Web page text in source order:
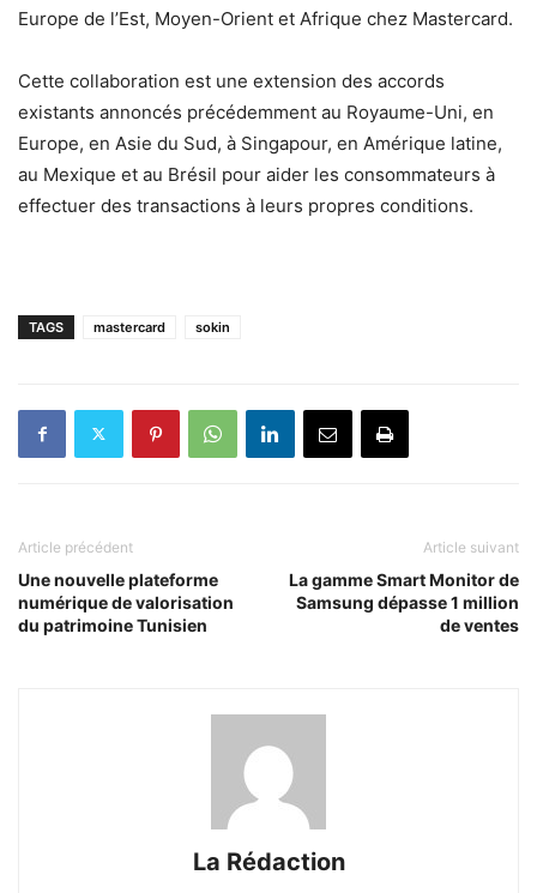
Europe de l’Est, Moyen-Orient et Afrique chez Mastercard.
Cette collaboration est une extension des accords
existants annoncés précédemment au Royaume-Uni, en
Europe, en Asie du Sud, à Singapour, en Amérique latine,
au Mexique et au Brésil pour aider les consommateurs à
effectuer des transactions à leurs propres conditions.
TAGS mastercard sokin
Article précédent
Une nouvelle plateforme
numérique de valorisation
du patrimoine Tunisien
Article suivant
La gamme Smart Monitor de
Samsung dépasse 1 million
de ventes
La Rédaction